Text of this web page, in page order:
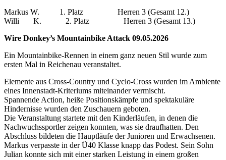
Markus W. 1. Platz Herren 3 (Gesamt 12.)
Willi K. 2. Platz Herren 3 (Gesamt 13.)
Wire Donkey’s Mountainbike Attack 09.05.2026
Ein Mountainbike-Rennen in einem ganz neuen Stil wurde zum
ersten Mal in Reichenau veranstaltet.
Elemente aus Cross-Country und Cyclo-Cross wurden im Ambiente
eines Innenstadt-Kriteriums miteinander vermischt.
Spannende Action, heiße Positionskämpfe und spektakuläre
Hindernisse wurden den Zuschauern geboten.
Die Veranstaltung startete mit den Kinderläufen, in denen die
Nachwuchssportler zeigen konnten, was sie draufhatten. Den
Abschluss bildeten die Hauptläufe der Junioren und Erwachsenen.
Markus verpasste in der Ü40 Klasse knapp das Podest. Sein Sohn
Julian konnte sich mit einer starken Leistung in einem großen